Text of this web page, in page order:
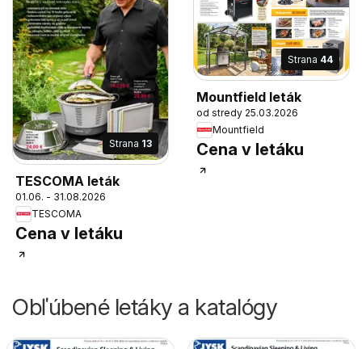
Strana 13
TESCOMA leták
01.06. - 31.08.2026
TESCOMA
Cena v letáku
Strana 44
Mountfield leták
od stredy 25.03.2026
Mountfield
Cena v letáku
Obľúbené letáky a katalógy